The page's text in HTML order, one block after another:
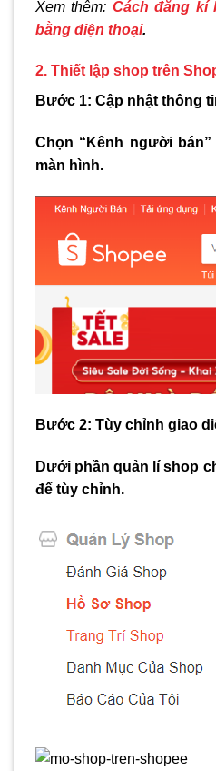
Xem thêm: Cách đăng kí
bằng điện thoại.
2. Thiết lập shop trên
Bước 1: Cập nhật thông
Chọn “Kênh người
màn hình.
Bước 2: Tùy chỉnh giao
Dưới phần quản lí shop
để tùy chỉnh.